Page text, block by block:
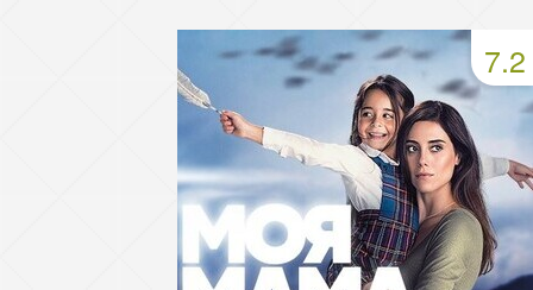
50 серия
51 серия
54 серия
55 серия
58 серия
59 серия
62 серия
63 серия
66 серия
67 серия
7.2